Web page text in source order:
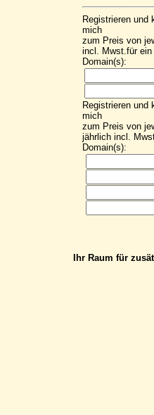
Registrieren und
mich
zum Preis von
incl. Mwst.für ein
Domain(s):
Registrieren und
mich
zum Preis von
jährlich incl.
Domain(s):
Ihr Raum für